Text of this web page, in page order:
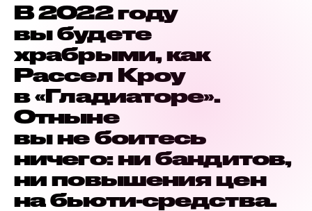
В 2022 году
вы будете
храбрыми, как
Рассел Кроу
в «Гладиаторе».
Отныне
вы не боитесь
ничего: ни бандитов,
ни повышения цен
на бьюти-средства.